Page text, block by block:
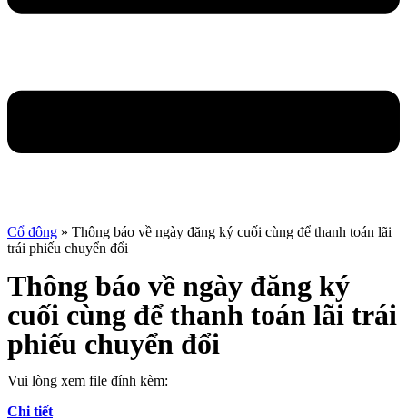
Cổ đông » Thông báo về ngày đăng ký cuối cùng để thanh toán lãi
trái phiếu chuyển đổi
Thông báo về ngày đăng ký
cuối cùng để thanh toán lãi trái
phiếu chuyển đổi
Vui lòng xem file đính kèm:
Chi tiết